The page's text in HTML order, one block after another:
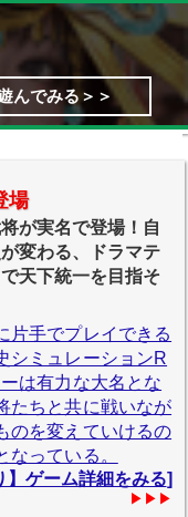
んでみる＞＞
場
が実名で登場！自
変わる、ドラマテ
天下統一を目指そ
片手でプレイできる
シミュレーションR
は有力な大名とな
たちと共に戦いなが
のを変えていけるの
なっている。
】ゲーム詳細をみる]
▶▶▶